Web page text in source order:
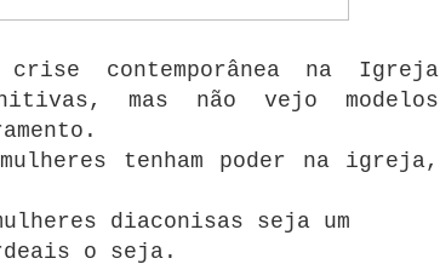
contemporânea na Igreja
mas não vejo modelos
tenham poder na igreja,
diaconisas seja um
o seja.